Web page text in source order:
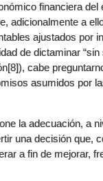
financiera del
adicionalmente a
ajustados por
de dictaminar
cabe
asumidos por
la adecuación, a
una decisión que,
a fin de mejorar,